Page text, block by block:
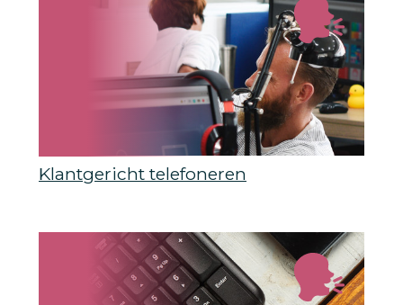
Klantgericht telefoneren